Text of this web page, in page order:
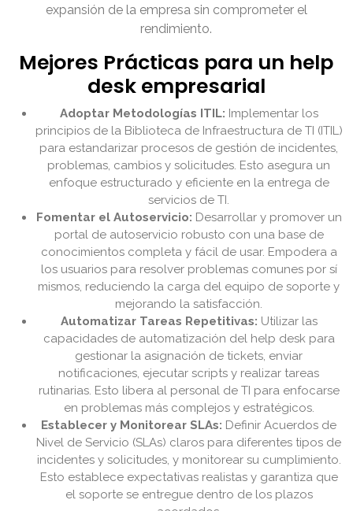
expansión de la empresa sin comprometer el
rendimiento.
Mejores Prácticas para un help
desk empresarial
Adoptar Metodologías ITIL: Implementar los
principios de la Biblioteca de Infraestructura de TI (ITIL)
para estandarizar procesos de gestión de incidentes,
problemas, cambios y solicitudes. Esto asegura un
enfoque estructurado y eficiente en la entrega de
servicios de TI.
Fomentar el Autoservicio: Desarrollar y promover un
portal de autoservicio robusto con una base de
conocimientos completa y fácil de usar. Empodera a
los usuarios para resolver problemas comunes por sí
mismos, reduciendo la carga del equipo de soporte y
mejorando la satisfacción.
Automatizar Tareas Repetitivas: Utilizar las
capacidades de automatización del help desk para
gestionar la asignación de tickets, enviar
notificaciones, ejecutar scripts y realizar tareas
rutinarias. Esto libera al personal de TI para enfocarse
en problemas más complejos y estratégicos.
Establecer y Monitorear SLAs: Definir Acuerdos de
Nivel de Servicio (SLAs) claros para diferentes tipos de
incidentes y solicitudes, y monitorear su cumplimiento.
Esto establece expectativas realistas y garantiza que
el soporte se entregue dentro de los plazos